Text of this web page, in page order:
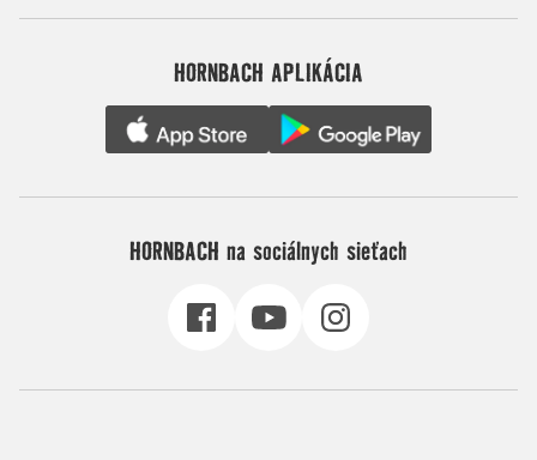
HORNBACH APLIKÁCIA
HORNBACH na sociálnych sieťach